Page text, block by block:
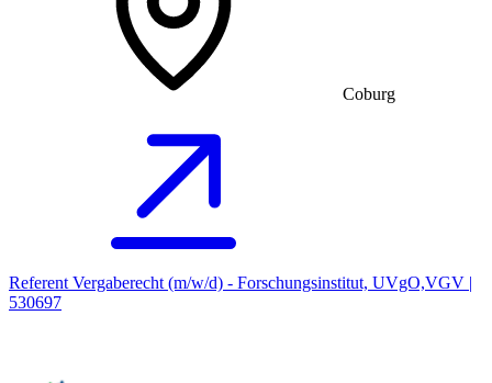
Coburg
Referent Vergaberecht (m/w/d) - Forschungsinstitut, UVgO,VGV |
530697